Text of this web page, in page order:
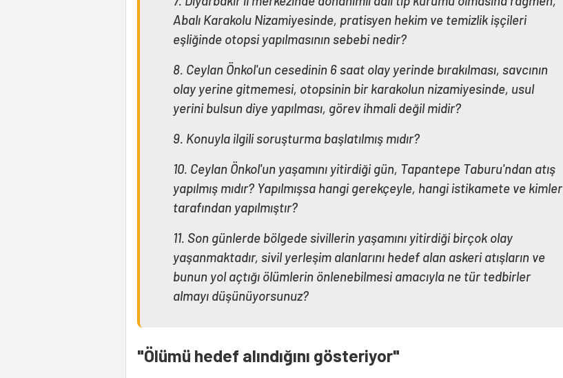
Abalı Karakolu Nizamiyesinde, pratisyen hekim ve temizlik işçileri
eşliğinde otopsi yapılmasının sebebi nedir?
8. Ceylan Önkol'un cesedinin 6 saat olay yerinde bırakılması, savcının
olay yerine gitmemesi, otopsinin bir karakolun nizamiyesinde, usul
yerini bulsun diye yapılması, görev ihmali değil midir?
9. Konuyla ilgili soruşturma başlatılmış mıdır?
10. Ceylan Önkol'un yaşamını yitirdiği gün, Tapantepe Taburu'ndan atış
yapılmış mıdır? Yapılmışsa hangi gerekçeyle, hangi istikamete ve kimler
tarafından yapılmıştır?
11. Son günlerde bölgede sivillerin yaşamını yitirdiği birçok olay
yaşanmaktadır, sivil yerleşim alanlarını hedef alan askeri atışların ve
bunun yol açtığı ölümlerin önlenebilmesi amacıyla ne tür tedbirler
almayı düşünüyorsunuz?
"Ölümü hedef alındığını gösteriyor"